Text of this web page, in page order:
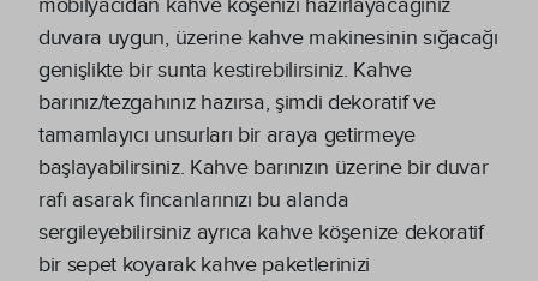
mobilyacıdan kahve köşenizi hazırlayacağınız
duvara uygun, üzerine kahve makinesinin sığacağı
genişlikte bir sunta kestirebilirsiniz. Kahve
barınız/tezgahınız hazırsa, şimdi dekoratif ve
tamamlayıcı unsurları bir araya getirmeye
başlayabilirsiniz. Kahve barınızın üzerine bir duvar
rafı asarak fincanlarınızı bu alanda
sergileyebilirsiniz ayrıca kahve köşenize dekoratif
bir sepet koyarak kahve paketlerinizi